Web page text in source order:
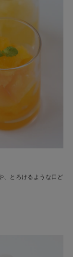
、とろけるような口ど